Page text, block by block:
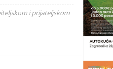
i prijateljskom